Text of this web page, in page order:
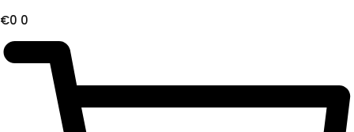
€0 0